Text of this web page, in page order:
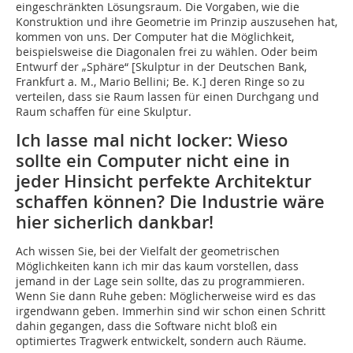
eingeschränkten Lösungsraum. Die Vorgaben, wie die
Konstruktion und ihre Geometrie im Prinzip auszusehen hat,
kommen von uns. Der Computer hat die Möglichkeit,
beispielsweise die Diagonalen frei zu wählen. Oder beim
Entwurf der „Sphäre“ [Skulptur in der Deutschen Bank,
Frankfurt a. M., Mario Bellini; Be. K.] deren Ringe so zu
verteilen, dass sie Raum lassen für einen Durchgang und
Raum schaffen für eine Skulptur.
Ich lasse mal nicht locker: Wieso
sollte ein Computer nicht eine in
jeder Hinsicht perfekte Architektur
schaffen können? Die Industrie wäre
hier sicherlich dankbar!
Ach wissen Sie, bei der Vielfalt der geometrischen
Möglichkeiten kann ich mir das kaum vorstellen, dass
jemand in der Lage sein sollte, das zu programmieren.
Wenn Sie dann Ruhe geben: Möglicherweise wird es das
irgendwann geben. Immerhin sind wir schon einen Schritt
dahin gegangen, dass die Software nicht bloß ein
optimiertes Tragwerk entwickelt, sondern auch Räume.